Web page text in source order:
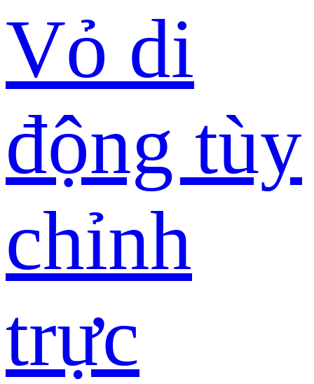
Vỏ di
động tùy
chỉnh
trực